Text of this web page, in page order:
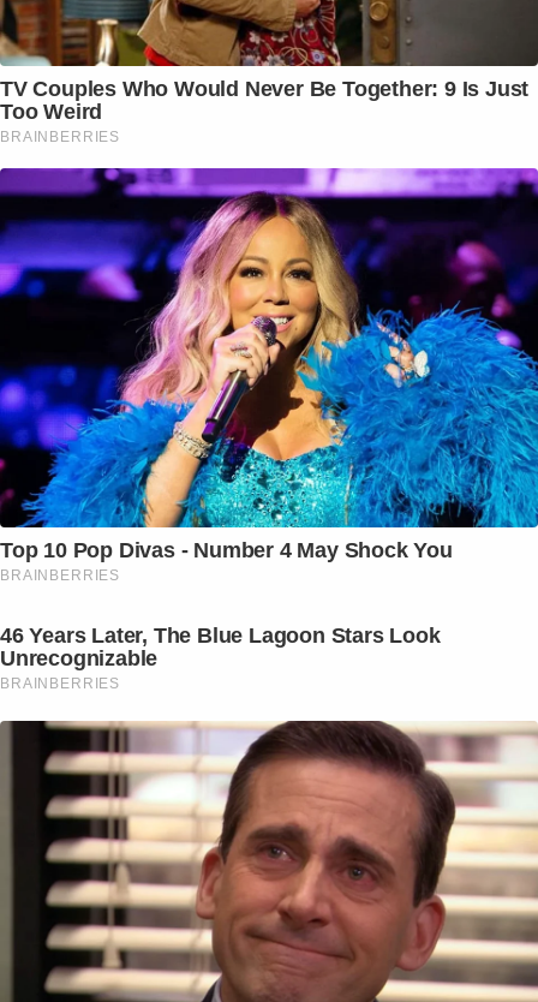
TV Couples Who Would Never Be Together: 9 Is Just
Too Weird
BRAINBERRIES
Top 10 Pop Divas - Number 4 May Shock You
BRAINBERRIES
46 Years Later, The Blue Lagoon Stars Look
Unrecognizable
BRAINBERRIES